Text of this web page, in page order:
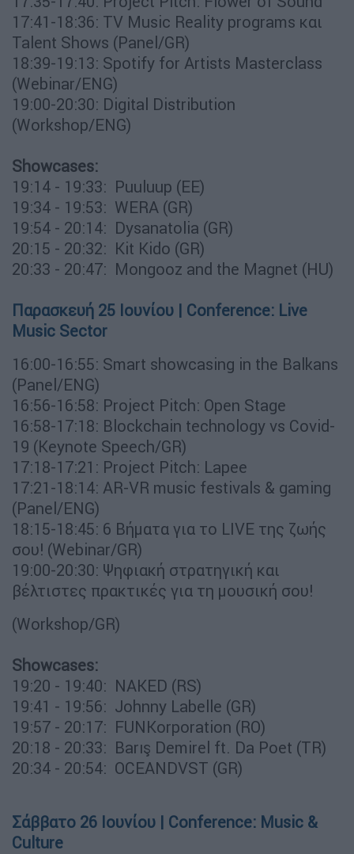
17:41-18:36: TV Music Reality programs και
Talent Shows (Panel/GR)
18:39-19:13: Spotify for Artists Masterclass
(Webinar/ENG)
19:00-20:30: Digital Distribution
(Workshop/ENG)
Showcases:
19:14 - 19:33: Puuluup (EE)
19:34 - 19:53: WERA (GR)
19:54 - 20:14: Dysanatolia (GR)
20:15 - 20:32: Kit Kido (GR)
20:33 - 20:47: Mongooz and the Magnet (HU)
Παρασκευή 25 Ιουνίου | Conference: Live
Music Sector
16:00-16:55: Smart showcasing in the Balkans
(Panel/ENG)
16:56-16:58: Project Pitch: Open Stage
16:58-17:18: Blockchain technology vs Covid-
19 (Keynote Speech/GR)
17:18-17:21: Project Pitch: Lapee
17:21-18:14: AR-VR music festivals & gaming
(Panel/ENG)
18:15-18:45: 6 Βήματα για το LIVE της ζωής
σου! (Webinar/GR)
19:00-20:30: Ψηφιακή στρατηγική και
βέλτιστες πρακτικές για τη μουσική σου!
(Workshop/GR)
Showcases:
19:20 - 19:40: NAKED (RS)
19:41 - 19:56: Johnny Labelle (GR)
19:57 - 20:17: FUNKorporation (RO)
20:18 - 20:33: Barış Demirel ft. Da Poet (TR)
20:34 - 20:54: OCEANDVST (GR)
Σάββατο 26 Ιουνίου | Conference: Music &
Culture